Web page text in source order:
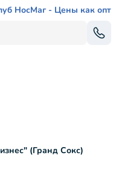
НосМаг - Цены как опт
(Гранд Сокс)